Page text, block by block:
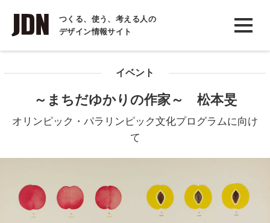
つくる、使う、考える人の
デザイン情報サイト
INTERVIEW
インタビュー
COLUMN
イベント
～まちだゆかりの作家～ 松本旻
オリンピック・パラリンピック文化プログラムに向け
て